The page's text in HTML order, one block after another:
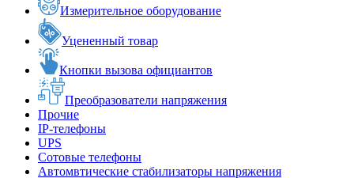
Измерительное оборудование
Уцененный товар
Кнопки вызова официантов
Преобразователи напряжения
Прочие
IP-телефоны
UPS
Сотовые телефоны
Автомвтические стабилизаторы напряжения